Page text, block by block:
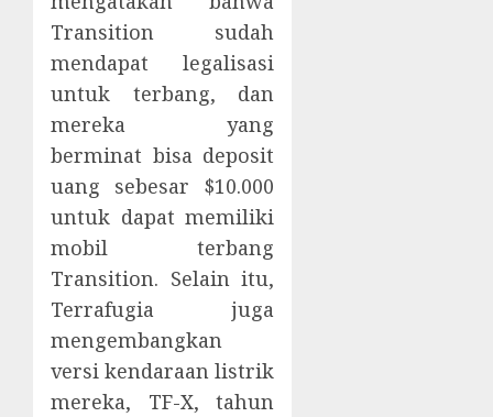
Transition sudah
mendapat legalisasi
untuk terbang, dan
mereka yang
berminat bisa deposit
uang sebesar $10.000
untuk dapat memiliki
mobil terbang
Transition. Selain itu,
Terrafugia juga
mengembangkan
versi kendaraan listrik
mereka, TF-X, tahun